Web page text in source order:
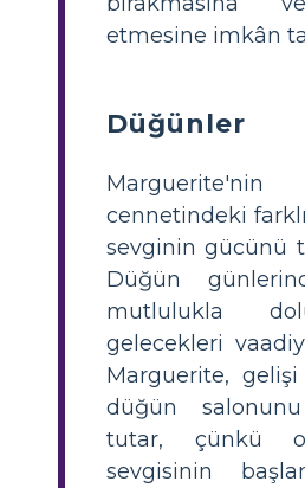
etmesine imkân
Düğünler
cennetindeki
sevginin gücünü
Düğün
mutlulukla
gelecekleri
Marguerite,
düğün
tutar, çünkü
sevgisinin